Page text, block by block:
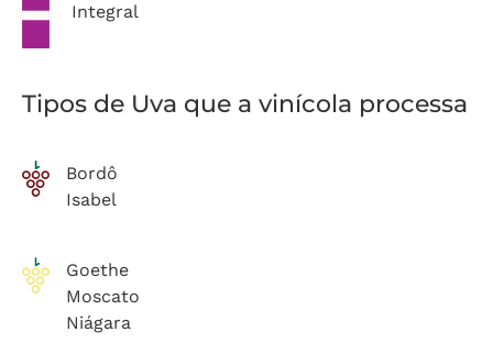
Integral
Tipos de Uva que a vinícola processa
Bordô
Isabel
Goethe
Moscato
Niágara